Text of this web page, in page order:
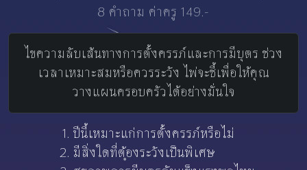
8 คำถาม ค่าครู 149.-
ไขความลับเส้นทางการตั้งครรภ์และการมีบุตร ช่วง
เวลาเหมาะสมหรือควรระวัง ไพ่จะชี้เพื่อให้คุณ
วางแผนครอบครัวได้อย่างมั่นใจ
ปีนี้เหมาะแก่การตั้งครรภ์หรือไม่
มีสิ่งใดที่ต้องระวังเป็นพิเศษ